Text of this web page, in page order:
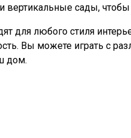
вертикальные сады,
для любого стиля
Вы можете играть с
дом.